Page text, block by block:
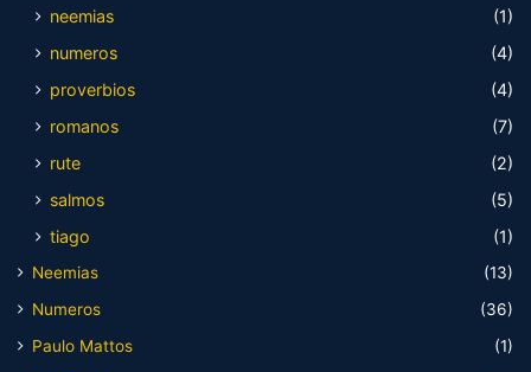
neemias
(1)
numeros
(4)
proverbios
(4)
romanos
(7)
rute
(2)
salmos
(5)
tiago
(1)
Neemias
(13)
Numeros
(36)
Paulo Mattos
(1)